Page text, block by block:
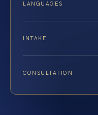
LANGUAGES
INTAKE
CONSULTATION